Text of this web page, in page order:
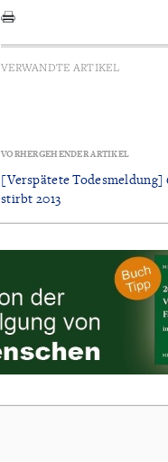
VERWANDTE ARTIKEL
VORHERGEHENDER ARTIKEL
[Verspätete Todesmeldung]
stirbt 2013